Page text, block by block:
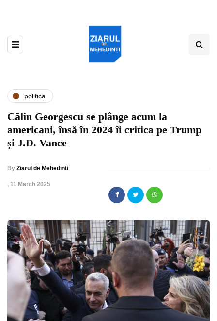
politica
Călin Georgescu se plânge acum la
americani, însă în 2024 îi critica pe Trump
și J.D. Vance
By Ziarul de Mehedinti
, 11 March 2025